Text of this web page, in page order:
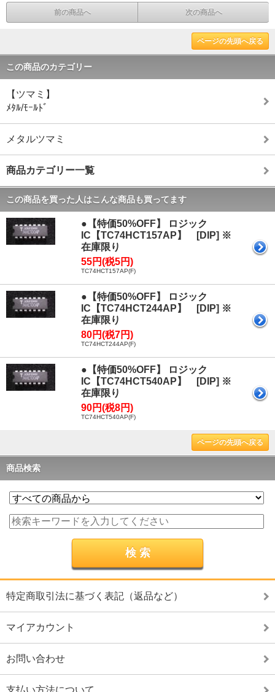
前の商品へ 次の商品へ
ページの先頭へ戻る
この商品のカテゴリー
【ツマミ】
ﾒﾀﾙ/ﾓｰﾙﾄﾞ
メタルツマミ
商品カテゴリー一覧
この商品を買った人はこんな商品も買ってます
●【特価50%OFF】 ロジック
IC【TC74HCT157AP】 [DIP] ※
在庫限り
55円(税5円)
TC74HCT157AP(F)
●【特価50%OFF】 ロジック
IC【TC74HCT244AP】 [DIP] ※
在庫限り
80円(税7円)
TC74HCT244AP(F)
●【特価50%OFF】 ロジック
IC【TC74HCT540AP】 [DIP] ※
在庫限り
90円(税8円)
TC74HCT540AP(F)
ページの先頭へ戻る
商品検索
特定商取引法に基づく表記（返品など）
マイアカウント
お問い合わせ
支払い方法について